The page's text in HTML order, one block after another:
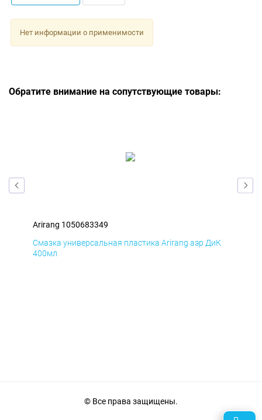
Нет информации о применимости
Обратите внимание на сопутствующие товары:
Arirang 1050683349
Смазка универсальная пластика Arirang аэр ДиК
400мл
© Все права защищены.